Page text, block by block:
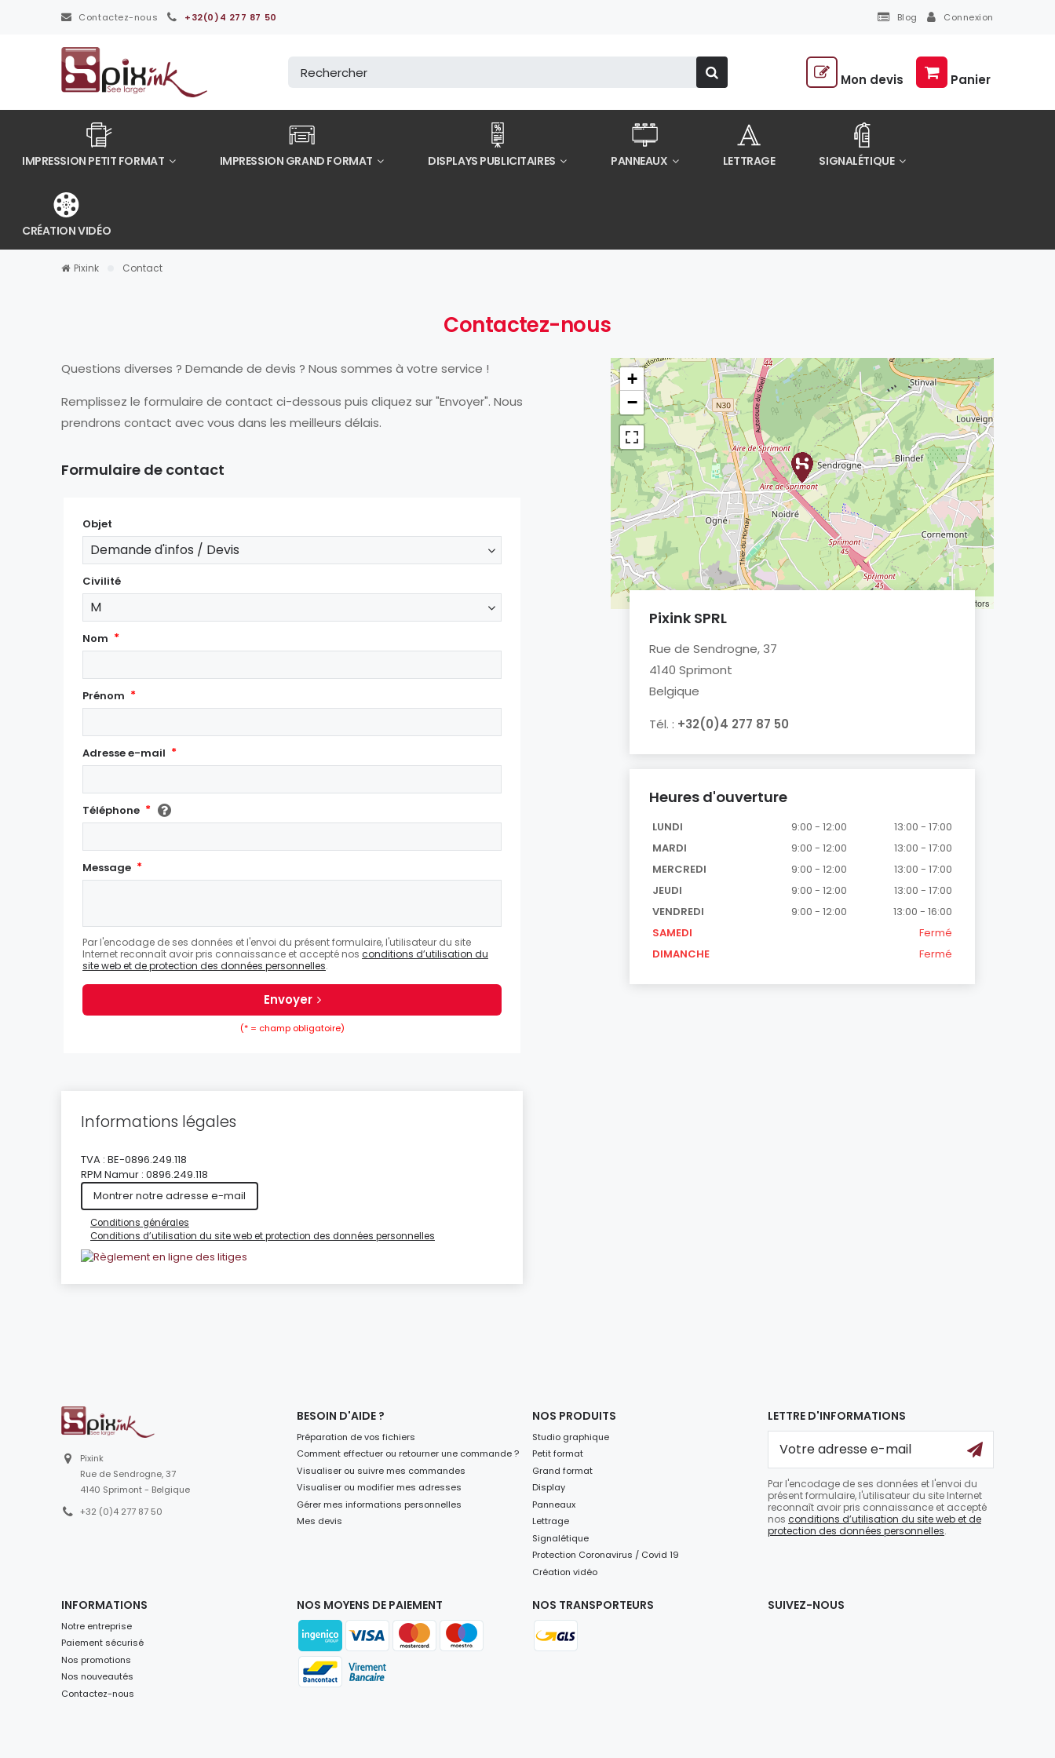
Contactez-nous +32(0)4 277 87 50 Connexion
Blog
Panier
Mon devis
IMPRESSION PETIT FORMAT IMPRESSION GRAND FORMAT DISPLAYS PUBLICITAIRES PANNEAUX LETTRAGE SIGNALÉTIQUE
CRÉATION VIDÉO
Pixink Contact
Contactez-nous
+
−
contributors
Pixink SPRL
Rue de Sendrogne, 37
4140 Sprimont
Belgique
Tél. : +32(0)4 277 87 50
Heures d'ouverture
LUNDI 9:00 - 12:00
13:00 - 17:00
MARDI
9:00 - 12:00
13:00 - 17:00
MERCREDI
9:00 - 12:00
13:00 - 17:00
JEUDI
9:00 - 12:00
13:00 - 17:00
VENDREDI
9:00 - 12:00
13:00 - 16:00
SAMEDI
Fermé
DIMANCHE
Fermé
Questions diverses ? Demande de devis ? Nous sommes à votre service !
Remplissez le formulaire de contact ci-dessous puis cliquez sur "Envoyer". Nous
prendrons contact avec vous dans les meilleurs délais.
Formulaire de contact
Objet
Demande d'infos / Devis
Civilité
M
Nom
Prénom
Adresse e-mail
Téléphone
Message
Par l'encodage de ses données et l'envoi du présent formulaire, l'utilisateur du site
Internet reconnaît avoir pris connaissance et accepté nos conditions d’utilisation du
site web et de protection des données personnelles.
Envoyer
(* = champ obligatoire)
Informations légales
TVA : BE-0896.249.118
RPM Namur : 0896.249.118
Montrer notre adresse e-mail
Conditions générales
Conditions d’utilisation du site web et protection des données personnelles
Pixink
Rue de Sendrogne, 37
4140 Sprimont - Belgique
+32 (0)4 277 87 50
BESOIN D'AIDE ?
Préparation de vos fichiers
Comment effectuer ou retourner une commande ?
Visualiser ou suivre mes commandes
Visualiser ou modifier mes adresses
Gérer mes informations personnelles
Mes devis
NOS PRODUITS
Studio graphique
Petit format
Grand format
Display
Panneaux
Lettrage
Signalétique
Protection Coronavirus / Covid 19
Création vidéo
LETTRE D'INFORMATIONS
Par l'encodage de ses données et l'envoi du
présent formulaire, l'utilisateur du site Internet
reconnaît avoir pris connaissance et accepté
nos conditions d’utilisation du site web et de
protection des données personnelles.
INFORMATIONS
Notre entreprise
Paiement sécurisé
Nos promotions
Nos nouveautés
Contactez-nous
NOS MOYENS DE PAIEMENT NOS TRANSPORTEURS SUIVEZ-NOUS